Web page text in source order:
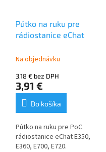
Pútko na ruku pre
rádiostanice eChat
Na objednávku
3,18 € bez DPH
3,91 €
Do košíka
Pútko na ruku pre PoC
rádiostanice eChat E350,
E360, E700, E720.